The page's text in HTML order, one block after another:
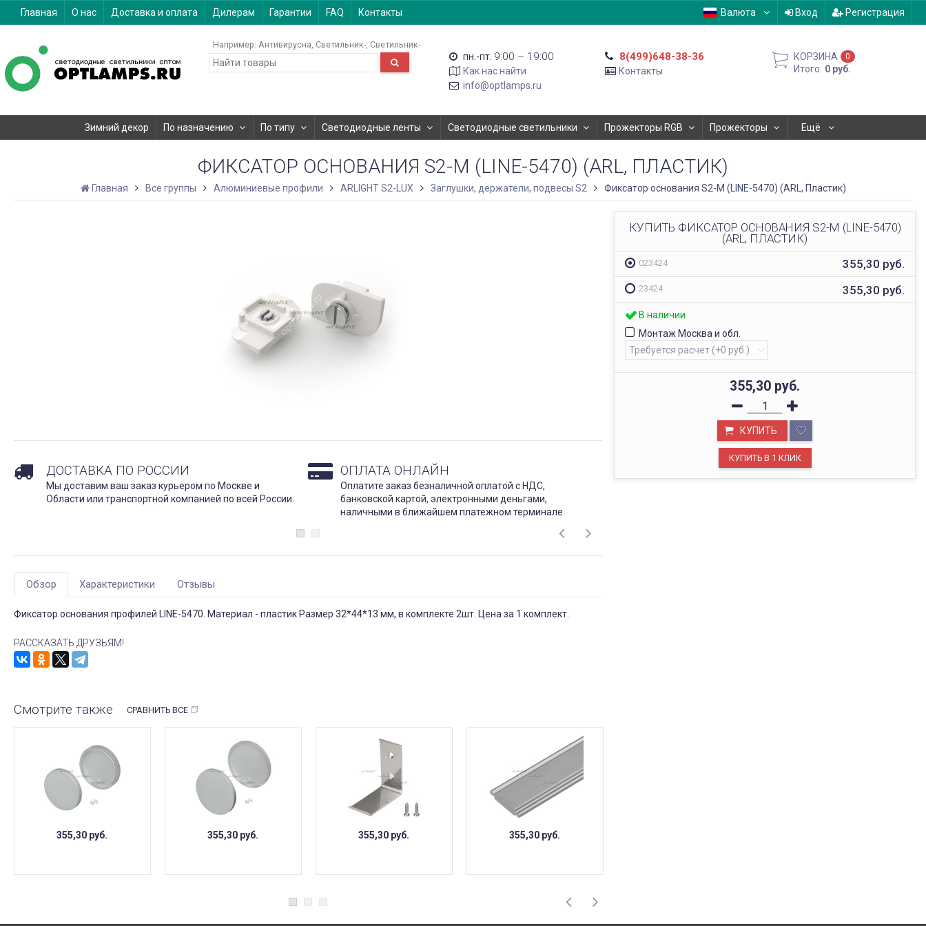
Главная О нас Доставка и оплата Дилерам Гарантии FAQ Контакты Валюта Вход Регистрация
Например: Антивирусна Светильник- Светильник-
пн.-пт. 9:00 – 19:00
Как нас найти
info@optlamps.ru
8(499)648-38-36
Контакты
КОРЗИНА 0
Итого: 0 руб.
Зимний декор По назначению По типу Светодиодные ленты Светодиодные светильники Прожекторы RGB Прожекторы Ещё
ФИКСАТОР ОСНОВАНИЯ S2-M (LINE-5470) (ARL, ПЛАСТИК)
Главная Все группы Алюминиевые профили ARLIGHT S2-LUX Заглушки, держатели, подвесы S2 Фиксатор основания S2-M (LINE-5470) (ARL, Пластик)
КУПИТЬ ФИКСАТОР ОСНОВАНИЯ S2-M (LINE-5470)
(ARL, ПЛАСТИК)
023424 355,30 руб.
23424 355,30 руб.
В наличии
Монтаж Москва и обл.
355,30 руб.
КУПИТЬ
ДОСТАВКА ПО РОССИИ
Мы доставим ваш заказ курьером по Москве и
Области или транспортной компанией по всей России.
ОПЛАТА ОНЛАЙН
Оплатите заказ безналичной оплатой с НДС,
банковской картой, электронными деньгами,
наличными в ближайшем платежном терминале.
ОФИС В МОСКВЕ
Обзор Характеристики Отзывы
Фиксатор основания профилей LINE-5470. Материал - пластик Размер 32*44*13 мм, в комплекте 2шт. Цена за 1 комплект.
РАССКАЗАТЬ ДРУЗЬЯМ!
Смотрите также СРАВНИТЬ ВСЕ
355,30 руб. 355,30 руб. 355,30 руб. 355,30 руб.